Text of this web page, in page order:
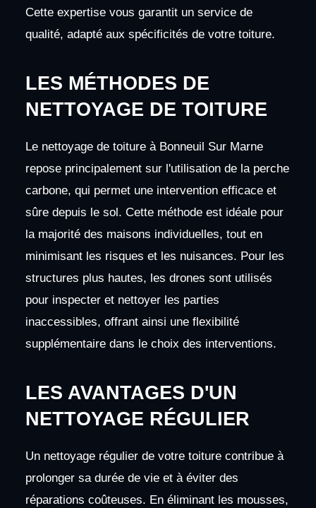
Cette expertise vous garantit un service de
qualité, adapté aux spécificités de votre toiture.
LES MÉTHODES DE
NETTOYAGE DE TOITURE
Le nettoyage de toiture à Bonneuil Sur Marne
repose principalement sur l'utilisation de la perche
carbone, qui permet une intervention efficace et
sûre depuis le sol. Cette méthode est idéale pour
la majorité des maisons individuelles, tout en
minimisant les risques et les nuisances. Pour les
structures plus hautes, les drones sont utilisés
pour inspecter et nettoyer les parties
inaccessibles, offrant ainsi une flexibilité
supplémentaire dans le choix des interventions.
LES AVANTAGES D'UN
NETTOYAGE RÉGULIER
Un nettoyage régulier de votre toiture contribue à
prolonger sa durée de vie et à éviter des
réparations coûteuses. En éliminant les mousses,